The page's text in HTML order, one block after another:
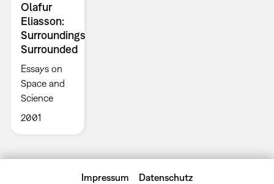
Olafur
Eliasson:
Surroundings
Surrounded
Essays on
Space and
Science
2001
Impressum Datenschutz